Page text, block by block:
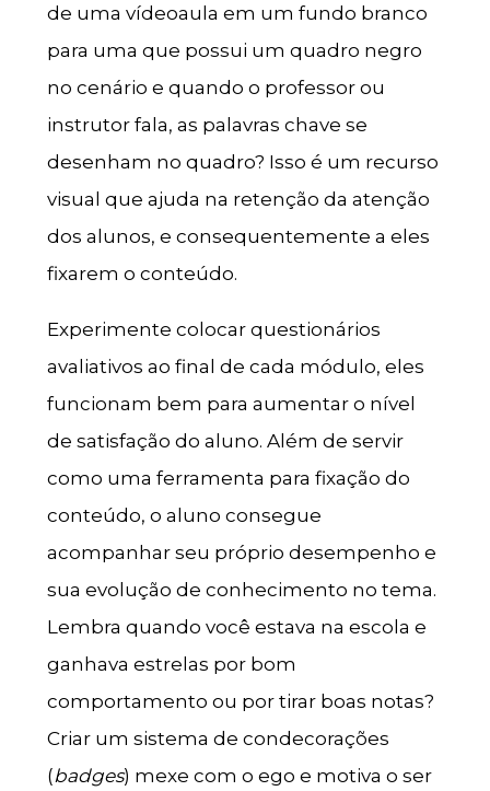
de uma vídeoaula em um fundo branco
para uma que possui um quadro negro
no cenário e quando o professor ou
instrutor fala, as palavras chave se
desenham no quadro? Isso é um recurso
visual que ajuda na retenção da atenção
dos alunos, e consequentemente a eles
fixarem o conteúdo.
Experimente colocar questionários
avaliativos ao final de cada módulo, eles
funcionam bem para aumentar o nível
de satisfação do aluno. Além de servir
como uma ferramenta para fixação do
conteúdo, o aluno consegue
acompanhar seu próprio desempenho e
sua evolução de conhecimento no tema.
Lembra quando você estava na escola e
ganhava estrelas por bom
comportamento ou por tirar boas notas?
Criar um sistema de condecorações
(badges) mexe com o ego e motiva o ser